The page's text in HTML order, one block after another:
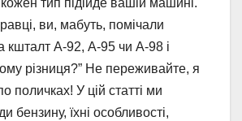
тип підійде вашій машині.
ви, мабуть, помічали
кшталт А-92, А-95 чи А-98 і
різниця?” Не переживайте, я
поличках! У цій статті ми
бензину, їхні особливості,